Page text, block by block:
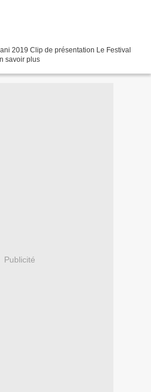
2019 Clip de présentation Le Festival
savoir plus
Publicité